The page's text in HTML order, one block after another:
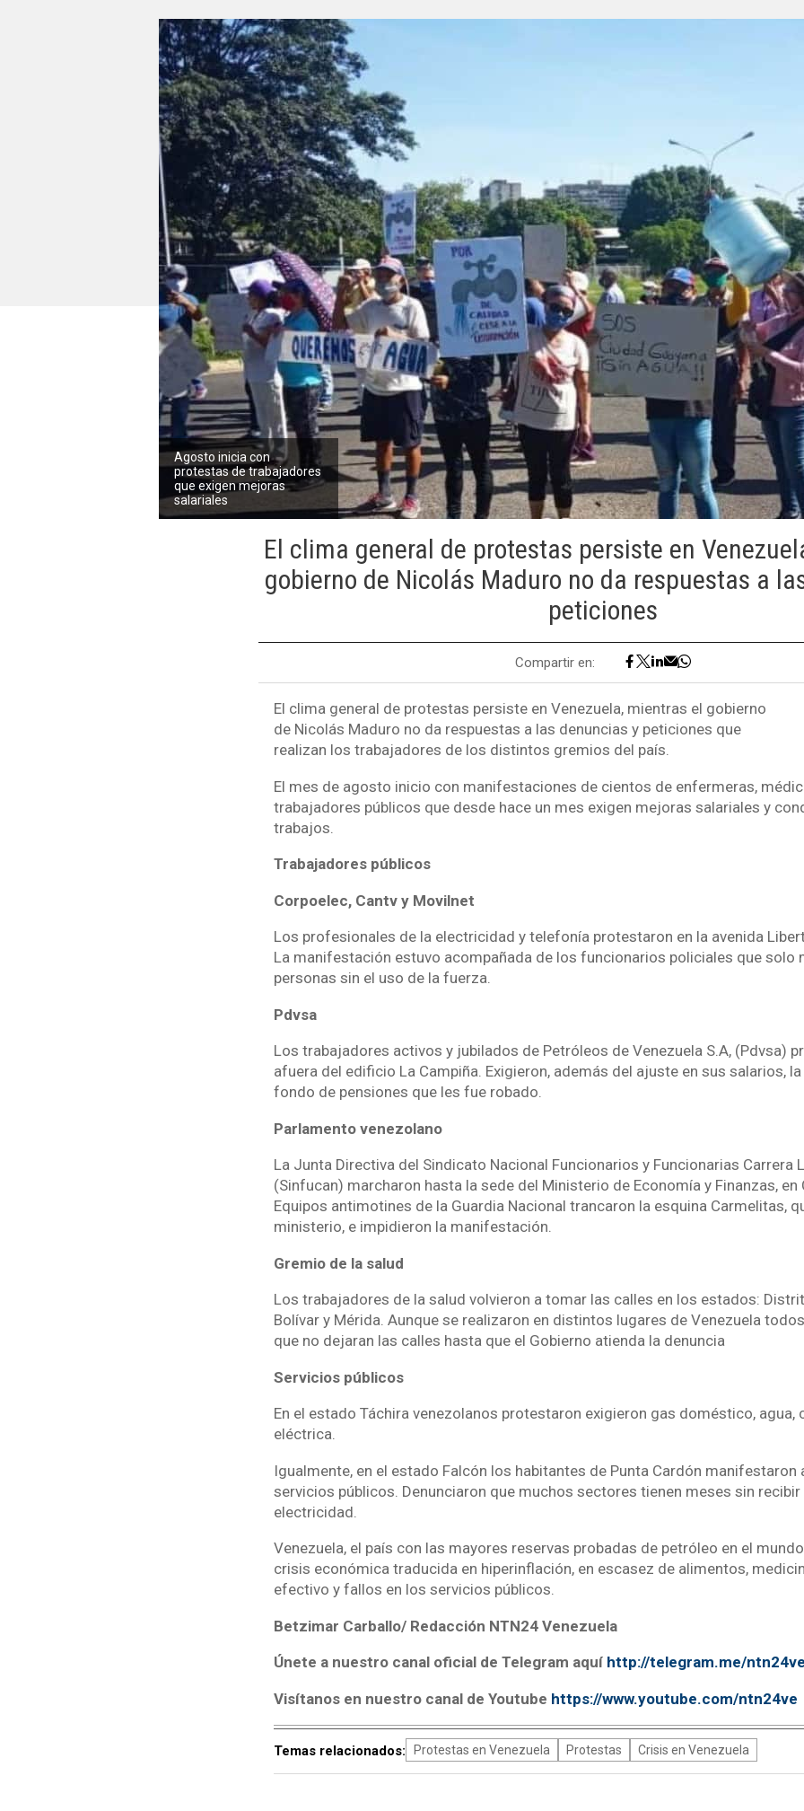
Agosto inicia con
protestas de trabajadores
que exigen mejoras
salariales
El clima general de protestas persiste en
gobierno de Nicolás Maduro no da respuestas a
peticiones
Compartir en:
El clima general de protestas persiste en Venezuela, mientras el gobierno
de Nicolás Maduro no da respuestas a las denuncias y peticiones que
realizan los trabajadores de los distintos gremios del país.
El mes de agosto inicio con manifestaciones de cientos de enfermeras,
trabajadores públicos que desde hace un mes exigen mejoras salariales y
trabajos.
Trabajadores públicos
Corpoelec, Cantv y Movilnet
Los profesionales de la electricidad y telefonía protestaron en la avenida
La manifestación estuvo acompañada de los funcionarios policiales que solo
personas sin el uso de la fuerza.
Pdvsa
Los trabajadores activos y jubilados de Petróleos de Venezuela S.A, (Pdvsa)
afuera del edificio La Campiña. Exigieron, además del ajuste en sus salarios,
fondo de pensiones que les fue robado.
Parlamento venezolano
La Junta Directiva del Sindicato Nacional Funcionarios y Funcionarias Carrera
(Sinfucan) marcharon hasta la sede del Ministerio de Economía y Finanzas, en
Equipos antimotines de la Guardia Nacional trancaron la esquina Carmelitas,
ministerio, e impidieron la manifestación.
Gremio de la salud
Los trabajadores de la salud volvieron a tomar las calles en los estados:
Bolívar y Mérida. Aunque se realizaron en distintos lugares de Venezuela
que no dejaran las calles hasta que el Gobierno atienda la denuncia
Servicios públicos
En el estado Táchira venezolanos protestaron exigieron gas doméstico, agua,
eléctrica.
Igualmente, en el estado Falcón los habitantes de Punta Cardón manifestaron
servicios públicos. Denunciaron que muchos sectores tienen meses sin recibir
electricidad.
Venezuela, el país con las mayores reservas probadas de petróleo en el
crisis económica traducida en hiperinflación, en escasez de alimentos,
efectivo y fallos en los servicios públicos.
Betzimar Carballo/ Redacción NTN24 Venezuela
Únete a nuestro canal oficial de Telegram aquí http://telegram.me/
Visítanos en nuestro canal de Youtube https://www.youtube.com/ntn24ve
Temas relacionados: Protestas en Venezuela Protestas Crisis en Venezuela